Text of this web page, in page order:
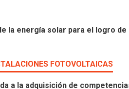
la energía solar para el logro
FOTOVOLTAICAS
a la adquisición de